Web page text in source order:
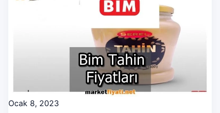
Ocak 8, 2023